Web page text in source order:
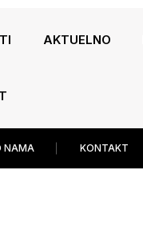
AKTUELNO
NAMA KONTAKT